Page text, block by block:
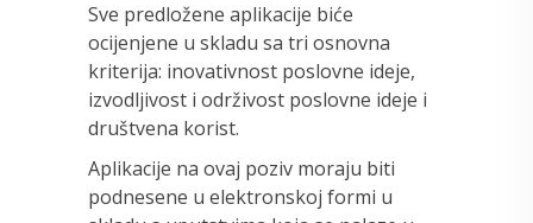
Sve predložene aplikacije biće
ocijenjene u skladu sa tri osnovna
kriterija: inovativnost poslovne ideje,
izvodljivost i održivost poslovne ideje i
društvena korist.
Aplikacije na ovaj poziv moraju biti
podnesene u elektronskoj formi u